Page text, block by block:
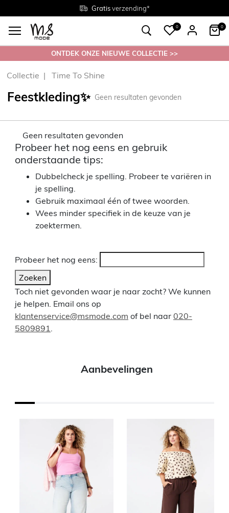
Gratisverzending*
Maten38 - 54
Gratisretourneren in de winkel
0 0
ONTDEK ONZE NIEUWE COLLECTIE >>
Collectie Time To Shine
Feestkleding✨ Geen resultaten gevonden
Geen resultaten gevonden
Probeer het nog eens en gebruik
onderstaande tips:
Dubbelcheck je spelling. Probeer te variëren in
je spelling.
Gebruik maximaal één of twee woorden.
Wees minder specifiek in de keuze van je
zoektermen.
Probeer het nog eens:
Zoeken
Toch niet gevonden waar je naar zocht? We kunnen
je helpen. Email ons op
klantenservice@msmode.com of bel naar 020-
5809891.
Aanbevelingen